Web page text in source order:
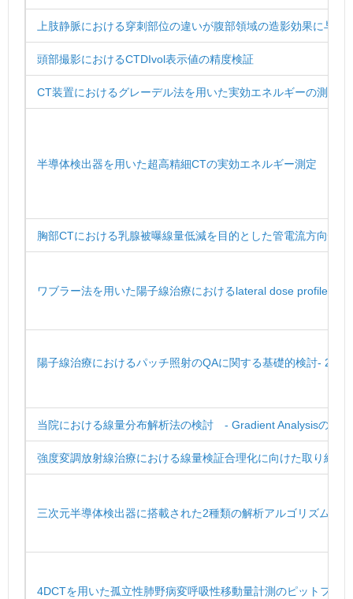
上肢静脈における穿刺部位の違いが腹部領域の造影効果に与え
頭部撮影におけるCTDIvol表示値の精度検証
CT装置におけるグレーデル法を用いた実効エネルギーの測定
半導体検出器を用いた超高精細CTの実効エネルギー測定
胸部CTにおける乳腺被曝線量低減を目的とした管電流方向性
ワブラー法を用いた陽子線治療におけるlateral dose profileの検
陽子線治療におけるパッチ照射のQAに関する基礎的検討- 2次
当院における線量分布解析法の検討 - Gradient Analysisの有
強度変調放射線治療における線量検証合理化に向けた取り組み
三次元半導体検出器に搭載された2種類の解析アルゴリズムの
4DCTを用いた孤立性肺野病変呼吸性移動量計測のピットフォ